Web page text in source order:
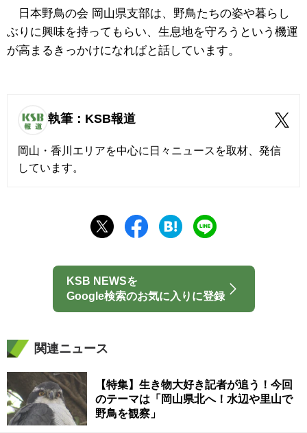
日本野鳥の会 岡山県支部は、野鳥たちの姿や暮らし
ぶりに興味を持ってもらい、生息地を守ろうという機運
が高まるきっかけになればと話しています。
執筆：KSB報道
岡山・香川エリアを中心に日々ニュースを取材、発信
しています。
KSB NEWSを
Google検索のお気に入りに登録
関連ニュース
【特集】生き物大好き記者が追う！今回
のテーマは「岡山県北へ！水辺や里山で
野鳥を観察」